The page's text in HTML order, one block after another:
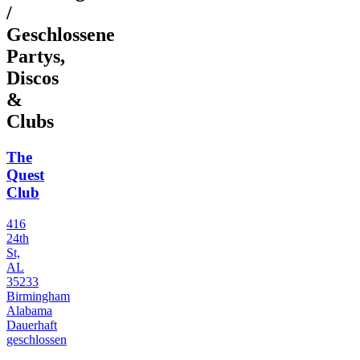
/
Geschlossene
Partys,
Discos
&
Clubs
The
Quest
Club
416
24th
St,
AL
35233
Birmingham
Alabama
Dauerhaft
geschlossen